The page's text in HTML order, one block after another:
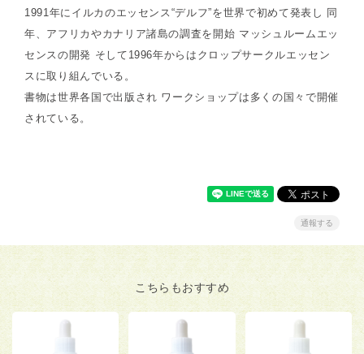
1991年にイルカのエッセンス“デルフ”を世界で初めて発表し 同
年、アフリカやカナリア諸島の調査を開始 マッシュルームエッ
センスの開発 そして1996年からはクロップサークルエッセン
スに取り組んでいる。
書物は世界各国で出版され ワークショップは多くの国々で開催
されている。
通報する
こちらもおすすめ